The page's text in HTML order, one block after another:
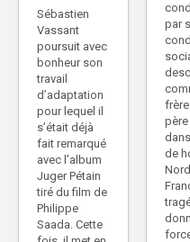
Sébastien
Vassant
poursuit avec
bonheur son
travail
d’adaptation
pour lequel il
s’était déjà
fait remarqué
avec l’album
Juger Pétain
tiré du film de
Philippe
Saada. Cette
par
père
de